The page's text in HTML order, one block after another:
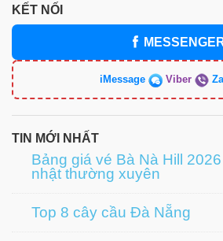
KẾT NỐI
iMessage Viber
TIN MỚI NHẤT
Bảng giá vé Bà Nà Hill
nhật thường xuyên
Top 8 cây cầu Đà Nẵng